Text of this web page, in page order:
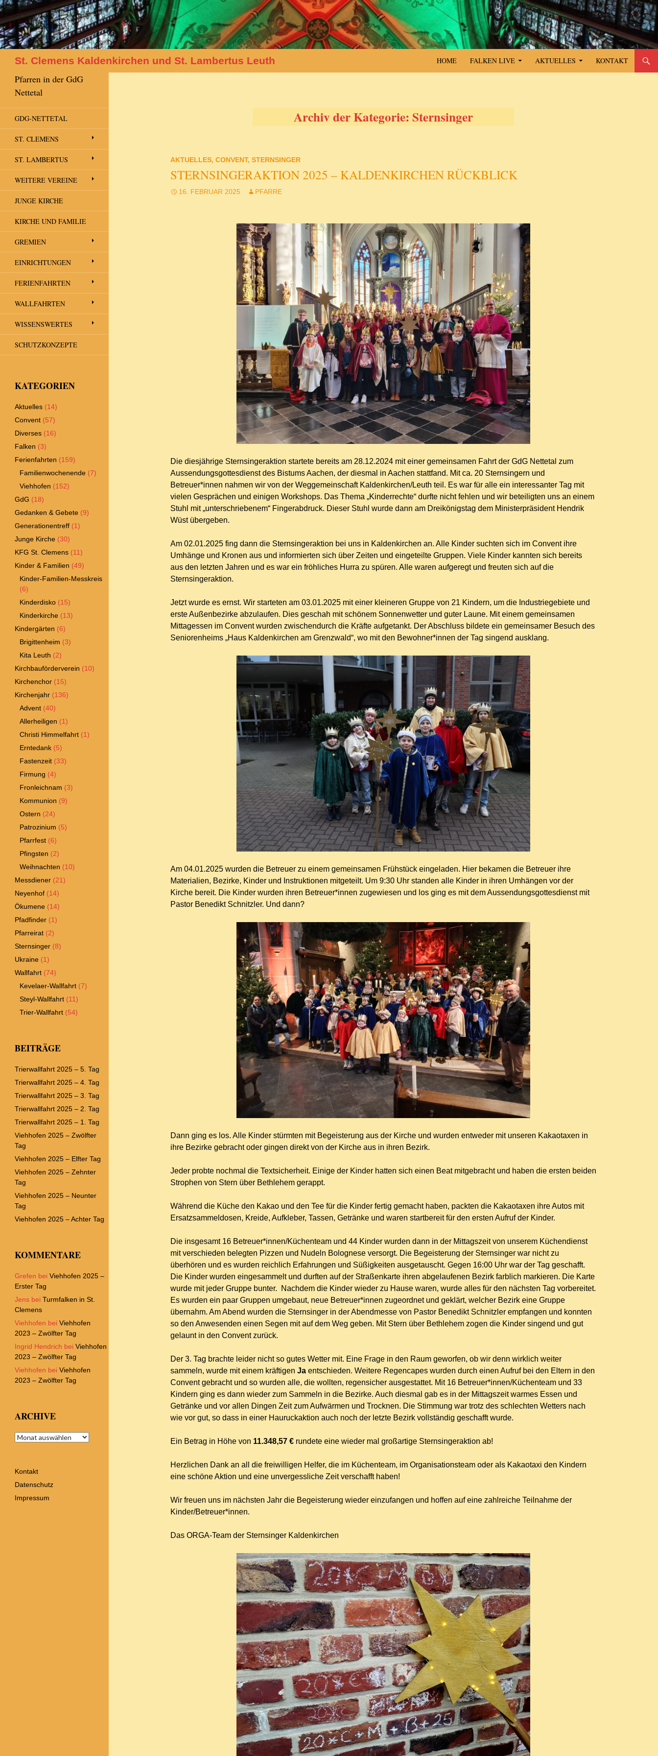
St. Clemens Kaldenkirchen und St. Lambertus Leuth HOME FALKEN LIVE AKTUELLES KONTAKT
Archiv der Kategorie: Sternsinger
AKTUELLES, CONVENT, STERNSINGER
STERNSINGERAKTION 2025 – KALDENKIRCHEN RÜCKBLICK
16. FEBRUAR 2025 PFARRE
Die diesjährige Sternsingeraktion startete bereits am 28.12.2024 mit einer gemeinsamen Fahrt der GdG Nettetal zum
Aussendungsgottesdienst des Bistums Aachen, der diesmal in Aachen stattfand. Mit ca. 20 Sternsingern und
Betreuer*innen nahmen wir von der Weggemeinschaft Kaldenkirchen/Leuth teil. Es war für alle ein interessanter Tag mit
vielen Gesprächen und einigen Workshops. Das Thema „Kinderrechte“ durfte nicht fehlen und wir beteiligten uns an einem
Stuhl mit „unterschriebenem“ Fingerabdruck. Dieser Stuhl wurde dann am Dreikönigstag dem Ministerpräsident Hendrik
Wüst übergeben.
Am 02.01.2025 fing dann die Sternsingeraktion bei uns in Kaldenkirchen an. Alle Kinder suchten sich im Convent ihre
Umhänge und Kronen aus und informierten sich über Zeiten und eingeteilte Gruppen. Viele Kinder kannten sich bereits
aus den letzten Jahren und es war ein fröhliches Hurra zu spüren. Alle waren aufgeregt und freuten sich auf die
Sternsingeraktion.
Jetzt wurde es ernst. Wir starteten am 03.01.2025 mit einer kleineren Gruppe von 21 Kindern, um die Industriegebiete und
erste Außenbezirke abzulaufen. Dies geschah mit schönem Sonnenwetter und guter Laune. Mit einem gemeinsamen
Mittagessen im Convent wurden zwischendurch die Kräfte aufgetankt. Der Abschluss bildete ein gemeinsamer Besuch des
Seniorenheims „Haus Kaldenkirchen am Grenzwald“, wo mit den Bewohner*innen der Tag singend ausklang.
Am 04.01.2025 wurden die Betreuer zu einem gemeinsamen Frühstück eingeladen. Hier bekamen die Betreuer ihre
Materialien, Bezirke, Kinder und Instruktionen mitgeteilt. Um 9:30 Uhr standen alle Kinder in ihren Umhängen vor der
Kirche bereit. Die Kinder wurden ihren Betreuer*innen zugewiesen und los ging es mit dem Aussendungsgottesdienst mit
Pastor Benedikt Schnitzler. Und dann?
Dann ging es los. Alle Kinder stürmten mit Begeisterung aus der Kirche und wurden entweder mit unseren Kakaotaxen in
ihre Bezirke gebracht oder gingen direkt von der Kirche aus in ihren Bezirk.
Jeder probte nochmal die Textsicherheit. Einige der Kinder hatten sich einen Beat mitgebracht und haben die ersten beiden
Strophen von Stern über Bethlehem gerappt.
Während die Küche den Kakao und den Tee für die Kinder fertig gemacht haben, packten die Kakaotaxen ihre Autos mit
Ersatzsammeldosen, Kreide, Aufkleber, Tassen, Getränke und waren startbereit für den ersten Aufruf der Kinder.
Die insgesamt 16 Betreuer*innen/Küchenteam und 44 Kinder wurden dann in der Mittagszeit von unserem Küchendienst
mit verschieden belegten Pizzen und Nudeln Bolognese versorgt. Die Begeisterung der Sternsinger war nicht zu
überhören und es wurden reichlich Erfahrungen und Süßigkeiten ausgetauscht. Gegen 16:00 Uhr war der Tag geschafft.
Die Kinder wurden eingesammelt und durften auf der Straßenkarte ihren abgelaufenen Bezirk farblich markieren. Die Karte
wurde mit jeder Gruppe bunter. Nachdem die Kinder wieder zu Hause waren, wurde alles für den nächsten Tag vorbereitet.
Es wurden ein paar Gruppen umgebaut, neue Betreuer*innen zugeordnet und geklärt, welcher Bezirk eine Gruppe
übernahm. Am Abend wurden die Sternsinger in der Abendmesse von Pastor Benedikt Schnitzler empfangen und konnten
so den Anwesenden einen Segen mit auf dem Weg geben. Mit Stern über Bethlehem zogen die Kinder singend und gut
gelaunt in den Convent zurück.
Der 3. Tag brachte leider nicht so gutes Wetter mit. Eine Frage in den Raum geworfen, ob wir denn wirklich weiter
sammeln, wurde mit einem kräftigen Ja entschieden. Weitere Regencapes wurden durch einen Aufruf bei den Eltern in den
Convent gebracht und so wurden alle, die wollten, regensicher ausgestattet. Mit 16 Betreuer*innen/Küchenteam und 33
Kindern ging es dann wieder zum Sammeln in die Bezirke. Auch diesmal gab es in der Mittagszeit warmes Essen und
Getränke und vor allen Dingen Zeit zum Aufwärmen und Trocknen. Die Stimmung war trotz des schlechten Wetters nach
wie vor gut, so dass in einer Hauruckaktion auch noch der letzte Bezirk vollständig geschafft wurde.
Ein Betrag in Höhe von 11.348,57 € rundete eine wieder mal großartige Sternsingeraktion ab!
Herzlichen Dank an all die freiwilligen Helfer, die im Küchenteam, im Organisationsteam oder als Kakaotaxi den Kindern
eine schöne Aktion und eine unvergessliche Zeit verschafft haben!
Wir freuen uns im nächsten Jahr die Begeisterung wieder einzufangen und hoffen auf eine zahlreiche Teilnahme der
Kinder/Betreuer*innen.
Das ORGA-Team der Sternsinger Kaldenkirchen
Pfarren in der GdG
Nettetal
GDG-NETTETAL
ST. CLEMENS
ST. LAMBERTUS
WEITERE VEREINE
JUNGE KIRCHE
KIRCHE UND FAMILIE
GREMIEN
EINRICHTUNGEN
FERIENFAHRTEN
WALLFAHRTEN
WISSENSWERTES
SCHUTZKONZEPTE
KATEGORIEN
Aktuelles (14)
Convent (57)
Diverses (16)
Falken (3)
Ferienfahrten (159)
Familienwochenende (7)
Viehhofen (152)
GdG (18)
Gedanken & Gebete (9)
Generationentreff (1)
Junge Kirche (30)
KFG St. Clemens (11)
Kinder & Familien (49)
Kinder-Familien-Messkreis
(6)
Kinderdisko (15)
Kinderkirche (13)
Kindergärten (6)
Brigittenheim (3)
Kita Leuth (2)
Kirchbauförderverein (10)
Kirchenchor (15)
Kirchenjahr (136)
Advent (40)
Allerheiligen (1)
Christi Himmelfahrt (1)
Erntedank (5)
Fastenzeit (33)
Firmung (4)
Fronleichnam (3)
Kommunion (9)
Ostern (24)
Patrozinium (5)
Pfarrfest (6)
Pfingsten (2)
Weihnachten (10)
Messdiener (21)
Neyenhof (14)
Ökumene (14)
Pfadfinder (1)
Pfarreirat (2)
Sternsinger (8)
Ukraine (1)
Wallfahrt (74)
Kevelaer-Wallfahrt (7)
Steyl-Wallfahrt (11)
Trier-Wallfahrt (54)
BEITRÄGE
Trierwallfahrt 2025 – 5. Tag
Trierwallfahrt 2025 – 4. Tag
Trierwallfahrt 2025 – 3. Tag
Trierwallfahrt 2025 – 2. Tag
Trierwallfahrt 2025 – 1. Tag
Viehhofen 2025 – Zwölfter
Tag
Viehhofen 2025 – Elfter Tag
Viehhofen 2025 – Zehnter
Tag
Viehhofen 2025 – Neunter
Tag
Viehhofen 2025 – Achter Tag
KOMMENTARE
Grefen bei Viehhofen 2025 –
Erster Tag
Jens bei Turmfalken in St.
Clemens
Viehhofen bei Viehhofen
2023 – Zwölfter Tag
Ingrid Hendrich bei Viehhofen
2023 – Zwölfter Tag
Viehhofen bei Viehhofen
2023 – Zwölfter Tag
ARCHIVE
Archive
Kontakt
Datenschutz
Impressum